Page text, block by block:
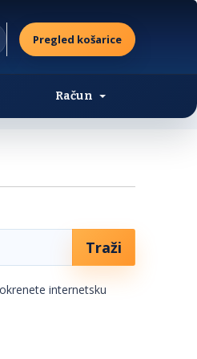
Pregled košarice
Račun
internetsku